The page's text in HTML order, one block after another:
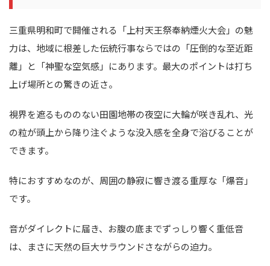
三重県明和町で開催される「上村天王祭奉納煙火大会」の魅
力は、地域に根差した伝統行事ならではの「圧倒的な至近距
離」と「神聖な空気感」にあります。最大のポイントは打ち
上げ場所との驚きの近さ。
視界を遮るもののない田園地帯の夜空に大輪が咲き乱れ、光
の粒が頭上から降り注ぐような没入感を全身で浴びることが
できます。
特におすすめなのが、周囲の静寂に響き渡る重厚な「爆音」
です。
音がダイレクトに届き、お腹の底までずっしり響く重低音
は、まさに天然の巨大サラウンドさながらの迫力。